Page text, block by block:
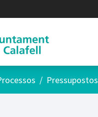
principal /